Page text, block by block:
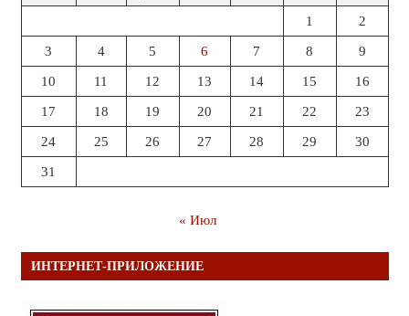
1 2
3 4 5 6 7 8 9
10 11 12 13 14 15 16
17 18 19 20 21 22 23
24 25 26 27 28 29 30
31
« Июл
ИНТЕРНЕТ-ПРИЛОЖЕНИЕ